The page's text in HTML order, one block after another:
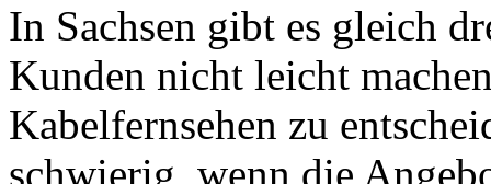
In Sachsen gibt es gleich
Kunden nicht leicht
Kabelfernsehen zu
schwierig, wenn die